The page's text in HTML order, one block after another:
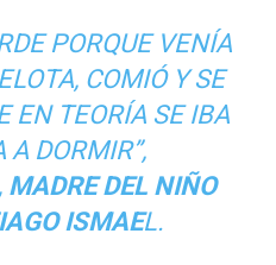
PORQUE VENÍA
COMIÓ Y SE
EN TEORÍA SE IBA
A DORMIR”,
MADRE DEL NIÑO
ISMAEL.